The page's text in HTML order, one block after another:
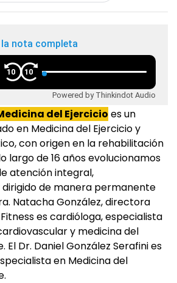
la nota completa
10 10
Powered by Thinkindot Audio
del Ejercicio es un
en Medicina del Ejercicio y
con origen en la rehabilitación
largo de 16 años evolucionamos
atención integral,
de manera permanente
Natacha González, directora
es cardióloga, especialista
y medicina del
Dr. Daniel González Serafini es
en Medicina del